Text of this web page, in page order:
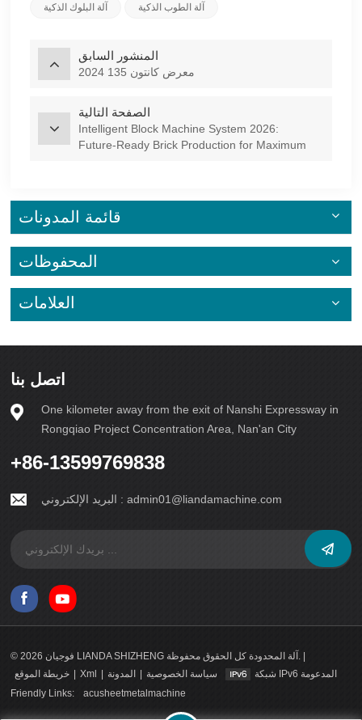
آلة البلوك الذكية آلة الطوب الذكية
المنشور السابق
2024 معرض كانتون 135
الصفحة التالية
Intelligent Block Machine System 2026:
Future‑Ready Brick Production for Maximum
قائمة المدونات
المحفوظات
العلامات
اتصل بنا
One kilometer away from the exit of Nanshi Expressway in
Rongqiao Project Concentration Area, Nan'an City
+86-13599769838
البريد الإلكتروني :admin01@liandamachine.com
© 2026 فوجيان LIANDA SHIZHENG آلة المحدودة كل الحقوق محفوظة. |
خريطة الموقع
Xml المدونة سياسة الخصوصية
شبكة IPv6 المدعومة
Friendly Links:
acusheetmetalmachine